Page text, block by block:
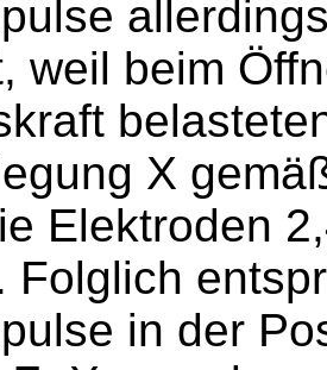
weil beim
X
Elektroden
Folglich
in der